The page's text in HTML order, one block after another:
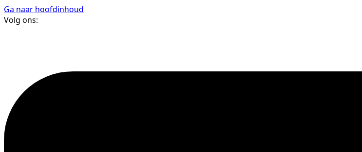
Ga naar hoofdinhoud
Volg ons: